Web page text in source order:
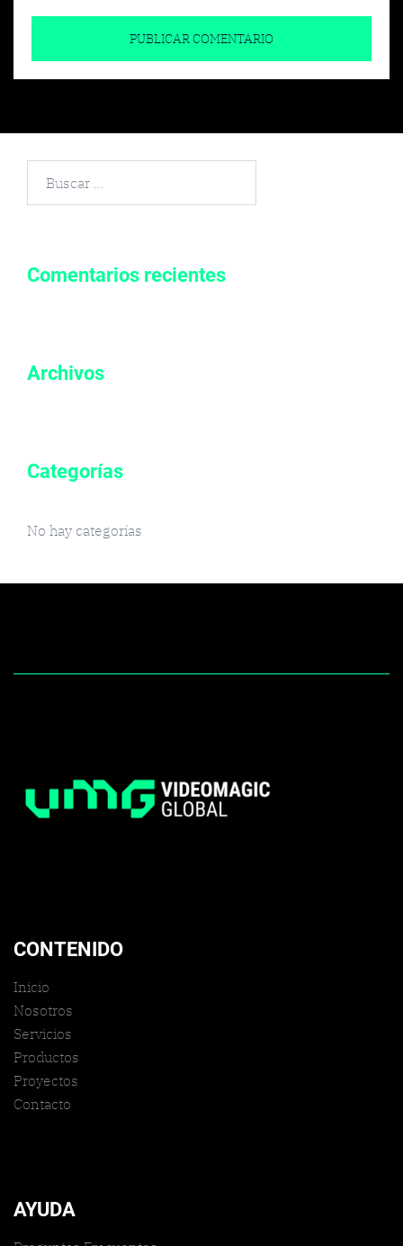
Comentarios recientes
Archivos
Categorías
No hay categorías
CONTENIDO
Inicio
Nosotros
Servicios
Productos
Proyectos
Contacto
AYUDA